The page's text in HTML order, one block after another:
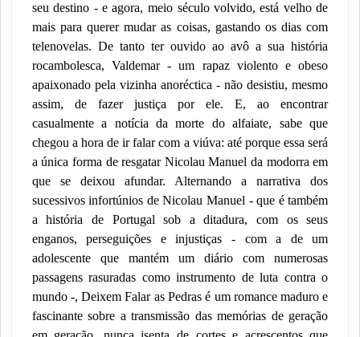
seu destino - e agora, meio século volvido, está velho de
mais para querer mudar as coisas, gastando os dias com
telenovelas. De tanto ter ouvido ao avô a sua história
rocambolesca, Valdemar - um rapaz violento e obeso
apaixonado pela vizinha anoréctica - não desistiu, mesmo
assim, de fazer justiça por ele. E, ao encontrar
casualmente a notícia da morte do alfaiate, sabe que
chegou a hora de ir falar com a viúva: até porque essa será
a única forma de resgatar Nicolau Manuel da modorra em
que se deixou afundar. Alternando a narrativa dos
sucessivos infortúnios de Nicolau Manuel - que é também
a história de Portugal sob a ditadura, com os seus
enganos, perseguições e injustiças - com a de um
adolescente que mantém um diário com numerosas
passagens rasuradas como instrumento de luta contra o
mundo -, Deixem Falar as Pedras é um romance maduro e
fascinante sobre a transmissão das memórias de geração